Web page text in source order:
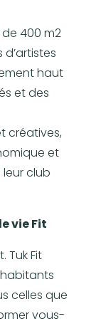
400 m2
haut
et des
créatives,
et
club
vie Fit
Tuk Fit
celles que
vous-